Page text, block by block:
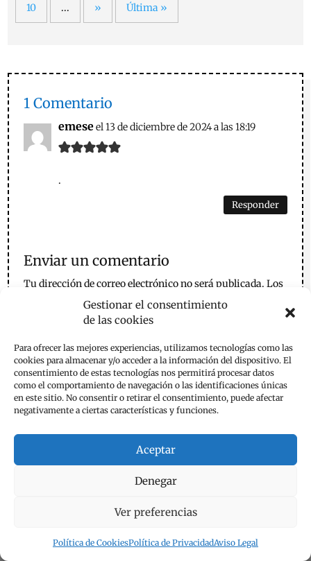
Gestionar el consentimiento
de las cookies
Para ofrecer las mejores experiencias, utilizamos tecnologías como las
cookies para almacenar y/o acceder a la información del dispositivo. El
consentimiento de estas tecnologías nos permitirá procesar datos
como el comportamiento de navegación o las identificaciones únicas
en este sitio. No consentir o retirar el consentimiento, puede afectar
negativamente a ciertas características y funciones.
Aceptar
Denegar
Ver preferencias
Política de CookiesPolítica de PrivacidadAviso Legal
10 ... » Última »
1 Comentario
emeseel 13 de diciembre de 2024 a las 18:19
.
Responder
Enviar un comentario
Tu dirección de correo electrónico no será publicada. Los
campos obligatorios están marcados con
*